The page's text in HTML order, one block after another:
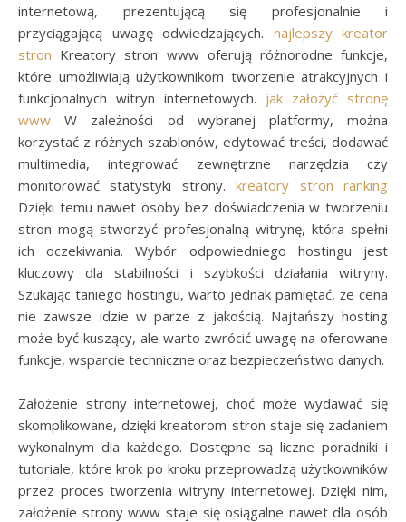
internetową, prezentującą się profesjonalnie i
przyciągającą uwagę odwiedzających. najlepszy kreator
stron Kreatory stron www oferują różnorodne funkcje,
które umożliwiają użytkownikom tworzenie atrakcyjnych i
funkcjonalnych witryn internetowych. jak założyć stronę
www W zależności od wybranej platformy, można
korzystać z różnych szablonów, edytować treści, dodawać
multimedia, integrować zewnętrzne narzędzia czy
monitorować statystyki strony.kreatory stron ranking
Dzięki temu nawet osoby bez doświadczenia w tworzeniu
stron mogą stworzyć profesjonalną witrynę, która spełni
ich oczekiwania. Wybór odpowiedniego hostingu jest
kluczowy dla stabilności i szybkości działania witryny.
Szukając taniego hostingu, warto jednak pamiętać, że cena
nie zawsze idzie w parze z jakością. Najtańszy hosting
może być kuszący, ale warto zwrócić uwagę na oferowane
funkcje, wsparcie techniczne oraz bezpieczeństwo danych.
Założenie strony internetowej, choć może wydawać się
skomplikowane, dzięki kreatorom stron staje się zadaniem
wykonalnym dla każdego. Dostępne są liczne poradniki i
tutoriale, które krok po kroku przeprowadzą użytkowników
przez proces tworzenia witryny internetowej. Dzięki nim,
założenie strony www staje się osiągalne nawet dla osób